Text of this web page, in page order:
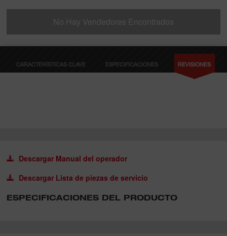
No Hay Vendedores Encontrados
CARACTERÍSTICAS CLAVE ESPECIFICACIONES REVISIONES
Descargar Manual del operador
Descargar Lista de piezas de servicio
ESPECIFICACIONES DEL PRODUCTO